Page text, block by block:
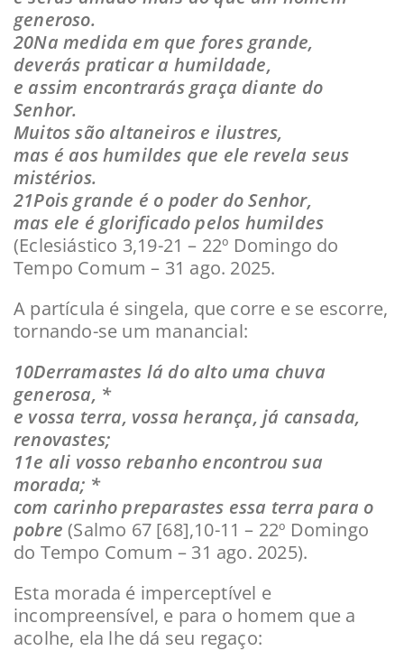
generoso.
20Na medida em que fores grande,
deverás praticar a humildade,
e assim encontrarás graça diante do
Senhor.
Muitos são altaneiros e ilustres,
mas é aos humildes que ele revela seus
mistérios.
21Pois grande é o poder do Senhor,
mas ele é glorificado pelos humildes
(Eclesiástico 3,19-21 – 22º Domingo do
Tempo Comum – 31 ago. 2025.
A partícula é singela, que corre e se escorre,
tornando-se um manancial:
10Derramastes lá do alto uma chuva
generosa, *
e vossa terra, vossa herança, já cansada,
renovastes;
11e ali vosso rebanho encontrou sua
morada; *
com carinho preparastes essa terra para o
pobre (Salmo 67 [68],10-11 – 22º Domingo
do Tempo Comum – 31 ago. 2025).
Esta morada é imperceptível e
incompreensível, e para o homem que a
acolhe, ela lhe dá seu regaço: